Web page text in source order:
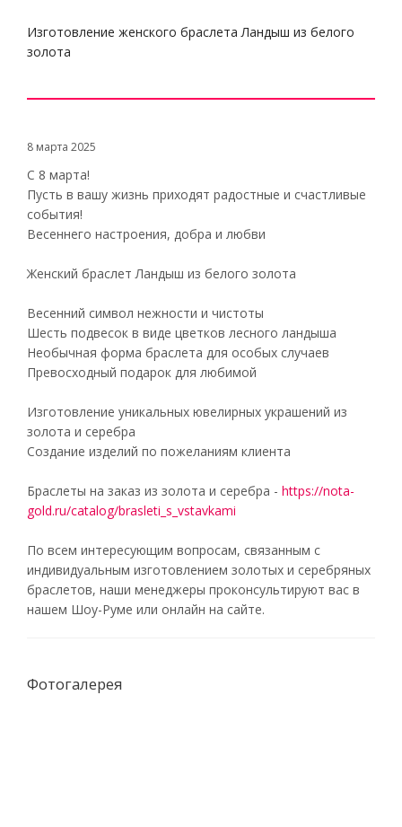
Изготовление женского браслета Ландыш из белого
золота
8 марта 2025
С 8 марта!
Пусть в вашу жизнь приходят радостные и счастливые
события!
Весеннего настроения, добра и любви
Женский браслет Ландыш из белого золота
Весенний символ нежности и чистоты
Шесть подвесок в виде цветков лесного ландыша
Необычная форма браслета для особых случаев
Превосходный подарок для любимой
Изготовление уникальных ювелирных украшений из
золота и серебра
Создание изделий по пожеланиям клиента
Браслеты на заказ из золота и серебра - https://nota-
gold.ru/catalog/brasleti_s_vstavkami
По всем интересующим вопросам, связанным с
индивидуальным изготовлением золотых и серебряных
браслетов, наши менеджеры проконсультируют вас в
нашем Шоу-Руме или онлайн на сайте.
Фотогалерея